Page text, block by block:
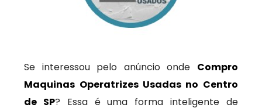
Se interessou pelo anúncio onde Compro
Maquinas Operatrizes Usadas no Centro
de SP? Essa é uma forma inteligente de